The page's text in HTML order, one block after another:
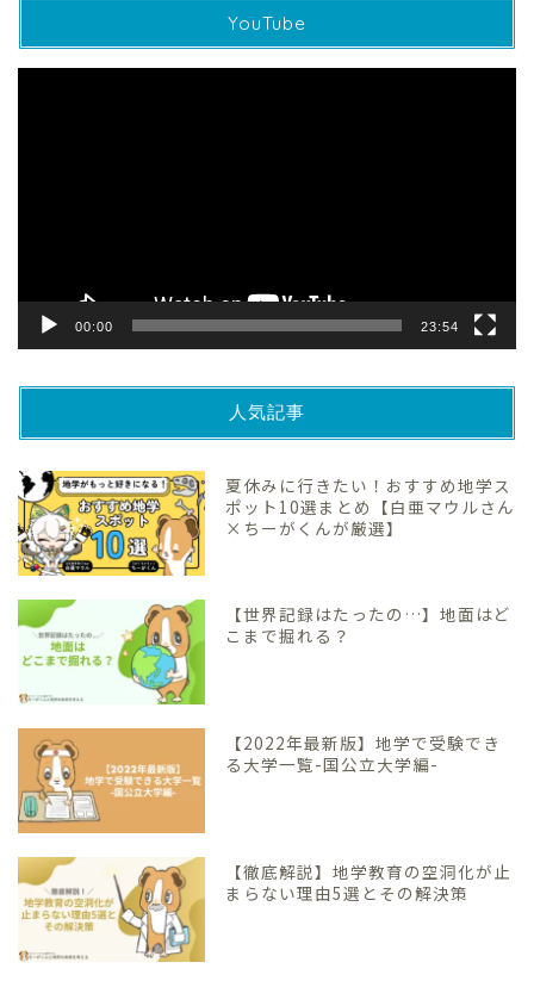
YouTube
00:00 23:54
人気記事
夏休みに行きたい！おすすめ地学ス
ポット10選まとめ【白亜マウルさん
×ちーがくんが厳選】
【世界記録はたったの…】地面はど
こまで掘れる？
【2022年最新版】地学で受験でき
る大学一覧-国公立大学編-
【徹底解説】地学教育の空洞化が止
まらない理由5選とその解決策